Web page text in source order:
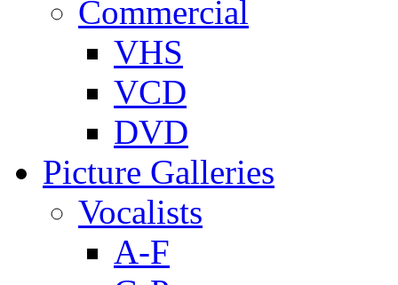
Commercial
VHS
VCD
DVD
Picture Galleries
Vocalists
A-F